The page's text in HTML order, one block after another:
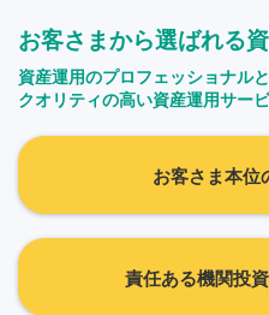
お客さまから選ばれる
資産運用のプロフェッショナル
クオリティの高い資産運用サー
お客さま本位
責任ある機関投